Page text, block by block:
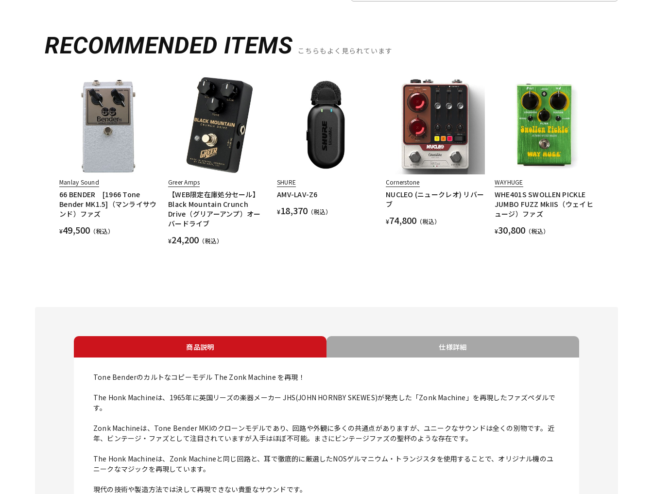
RECOMMENDED ITEMS こちらもよく見られています
Manlay Sound
66 BENDER [1966 Tone
Bender MK1.5]（マンライサウ
ンド）ファズ
¥49,500 （税込）
Greer Amps
【WEB限定在庫処分セール】
Black Mountain Crunch
Drive（グリアーアンプ）オー
バードライブ
¥24,200 （税込）
SHURE
AMV-LAV-Z6
¥18,370 （税込）
Cornerstone
NUCLEO (ニュークレオ) リバー
ブ
¥74,800 （税込）
WAYHUGE
WHE401S SWOLLEN PICKLE
JUMBO FUZZ MkIIS（ウェイヒ
ュージ）ファズ
¥30,800 （税込）
商品説明 仕様詳細
Tone Benderのカルトなコピーモデル The Zonk Machine を再現！
The Honk Machineは、1965年に英国リーズの楽器メーカー JHS(JOHN HORNBY SKEWES)が発売した「Zonk Machine」を再現したファズペダルで
す。
Zonk Machineは、Tone Bender MKIのクローンモデルであり、回路や外観に多くの共通点がありますが、ユニークなサウンドは全くの別物です。近
年、ビンテージ・ファズとして注目されていますが入手はほぼ不可能。まさにビンテージファズの聖杯のような存在です。
The Honk Machineは、Zonk Machineと同じ回路と、耳で徹底的に厳選したNOSゲルマニウム・トランジスタを使用することで、オリジナル機のユ
ニークなマジックを再現しています。
現代の技術や製造方法では決して再現できない貴重なサウンドです。